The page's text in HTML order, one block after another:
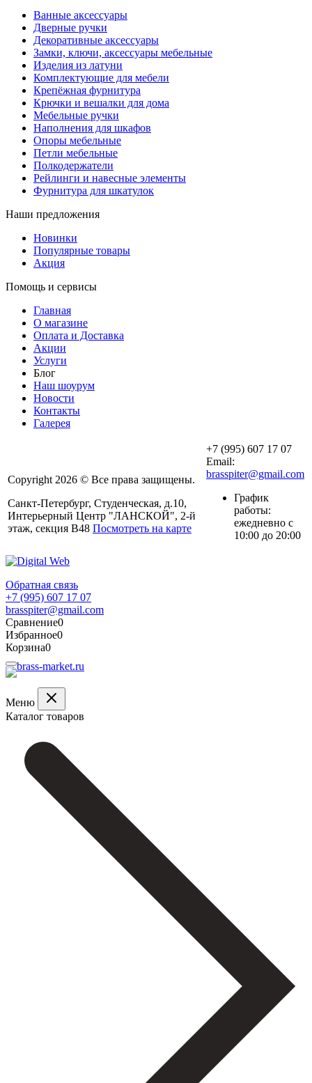
Ванные аксессуары
Дверные ручки
Декоративные аксессуары
Замки, ключи, аксессуары мебельные
Изделия из латуни
Комплектующие для мебели
Крепёжная фурнитура
Крючки и вешалки для дома
Мебельные ручки
Наполнения для шкафов
Опоры мебельные
Петли мебельные
Полкодержатели
Рейлинги и навесные элементы
Фурнитура для шкатулок
Наши предложения
Новинки
Популярные товары
Акция
Помощь и сервисы
Главная
О магазине
Оплата и Доставка
Акции
Услуги
Блог
Наш шоурум
Новости
Контакты
Галерея
Copyright 2026 © Все права защищены.
Санкт-Петербург, Студенческая, д.10,
Интерьерный Центр "ЛАНСКОЙ", 2-й
этаж, секция В48 Посмотреть на карте
+7 (995) 607 17 07
Email:
brasspiter@gmail.com
График
работы:
ежедневно с
10:00 до 20:00
Обратная связь
+7 (995) 607 17 07
brasspiter@gmail.com
Сравнение0
Избранное0
Корзина0
Меню
Каталог товаров